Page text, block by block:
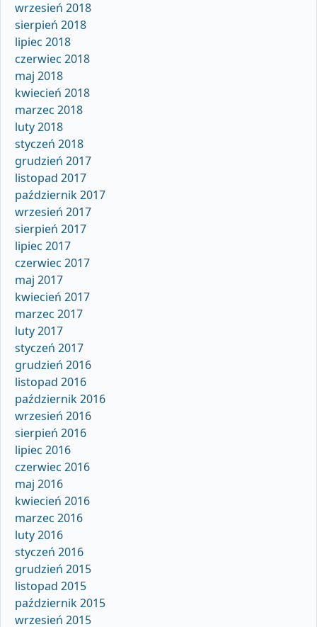
wrzesień 2018
sierpień 2018
lipiec 2018
czerwiec 2018
maj 2018
kwiecień 2018
marzec 2018
luty 2018
styczeń 2018
grudzień 2017
listopad 2017
październik 2017
wrzesień 2017
sierpień 2017
lipiec 2017
czerwiec 2017
maj 2017
kwiecień 2017
marzec 2017
luty 2017
styczeń 2017
grudzień 2016
listopad 2016
październik 2016
wrzesień 2016
sierpień 2016
lipiec 2016
czerwiec 2016
maj 2016
kwiecień 2016
marzec 2016
luty 2016
styczeń 2016
grudzień 2015
listopad 2015
październik 2015
wrzesień 2015